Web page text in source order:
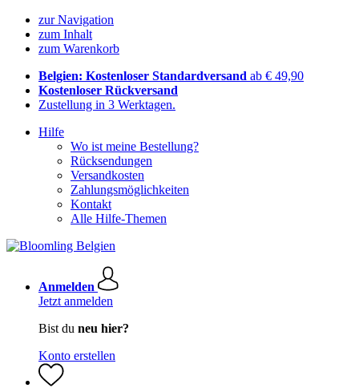
zur Navigation
zum Inhalt
zum Warenkorb
Belgien: Kostenloser Standardversand ab € 49,90
Kostenloser Rückversand
Zustellung in 3 Werktagen.
Hilfe
Wo ist meine Bestellung?
Rücksendungen
Versandkosten
Zahlungsmöglichkeiten
Kontakt
Alle Hilfe-Themen
Anmelden
Jetzt anmelden
Bist du neu hier?
Konto erstellen